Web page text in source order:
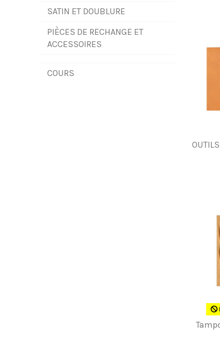
SATIN ET DOUBLURE
PIÈCES DE RECHANGE ET
ACCESSOIRES
COURS